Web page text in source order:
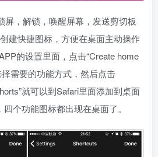
屏，解锁，唤醒屏幕，发送剪切板
建快捷图标，方便在桌面主动操作
的设置里面，点击“Create home
需要的功能方式，然后点击
就可以到Safari里面添加到桌面
个功能图标都出现在桌面了。